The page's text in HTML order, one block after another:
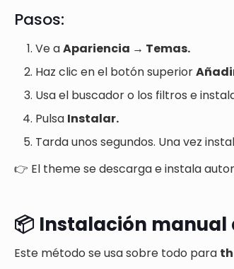
Pasos:
Ve aApariencia → Temas.
Haz clic en el botón superior
Usa el buscador o los filtros e
Pulsa Instalar.
Tarda unos segundos. Una vez
👉 El theme se descarga e instala
📦 Instalación manual
Este método se usa sobre todo para